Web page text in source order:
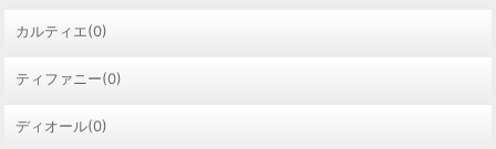
カルティエ(0)
ティファニー(0)
ディオール(0)